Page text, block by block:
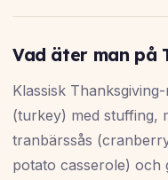
Vad äter man på
Klassisk
(turkey) med stuffing,
tranbärssås
potato casserole) och